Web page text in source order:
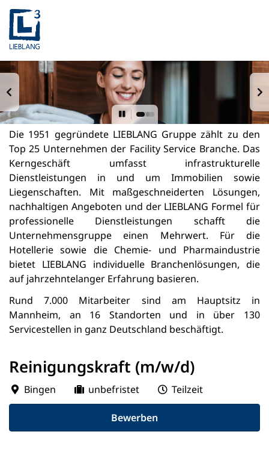
Reinigungskraft (m/w/d)
Bingen unbefristet Teilzeit
Bewerben
Die 1951 gegründete LIEBLANG Gruppe zählt zu den
Top 25 Unternehmen der Facility Service Branche. Das
Kerngeschäft umfasst infrastrukturelle
Dienstleistungen in und um Immobilien sowie
Liegenschaften. Mit maßgeschneiderten Lösungen,
nachhaltigen Angeboten und der LIEBLANG Formel für
professionelle Dienstleistungen schafft die
Unternehmensgruppe einen Mehrwert. Für die
Hotellerie sowie die Chemie- und Pharmaindustrie
bietet LIEBLANG individuelle Branchenlösungen, die
auf jahrzehntelanger Erfahrung basieren.
Rund 7.000 Mitarbeiter sind am Hauptsitz in
Mannheim, an 16 Standorten und in über 130
Servicestellen in ganz Deutschland beschäftigt.